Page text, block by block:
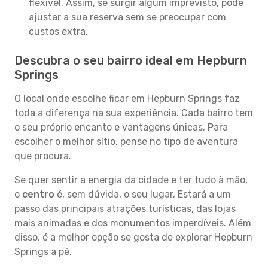
flexível. Assim, se surgir algum imprevisto, pode
ajustar a sua reserva sem se preocupar com
custos extra.
Descubra o seu bairro ideal em Hepburn
Springs
O local onde escolhe ficar em Hepburn Springs faz
toda a diferença na sua experiência. Cada bairro tem
o seu próprio encanto e vantagens únicas. Para
escolher o melhor sítio, pense no tipo de aventura
que procura.
Se quer sentir a energia da cidade e ter tudo à mão,
o centro é, sem dúvida, o seu lugar. Estará a um
passo das principais atrações turísticas, das lojas
mais animadas e dos monumentos imperdíveis. Além
disso, é a melhor opção se gosta de explorar Hepburn
Springs a pé.